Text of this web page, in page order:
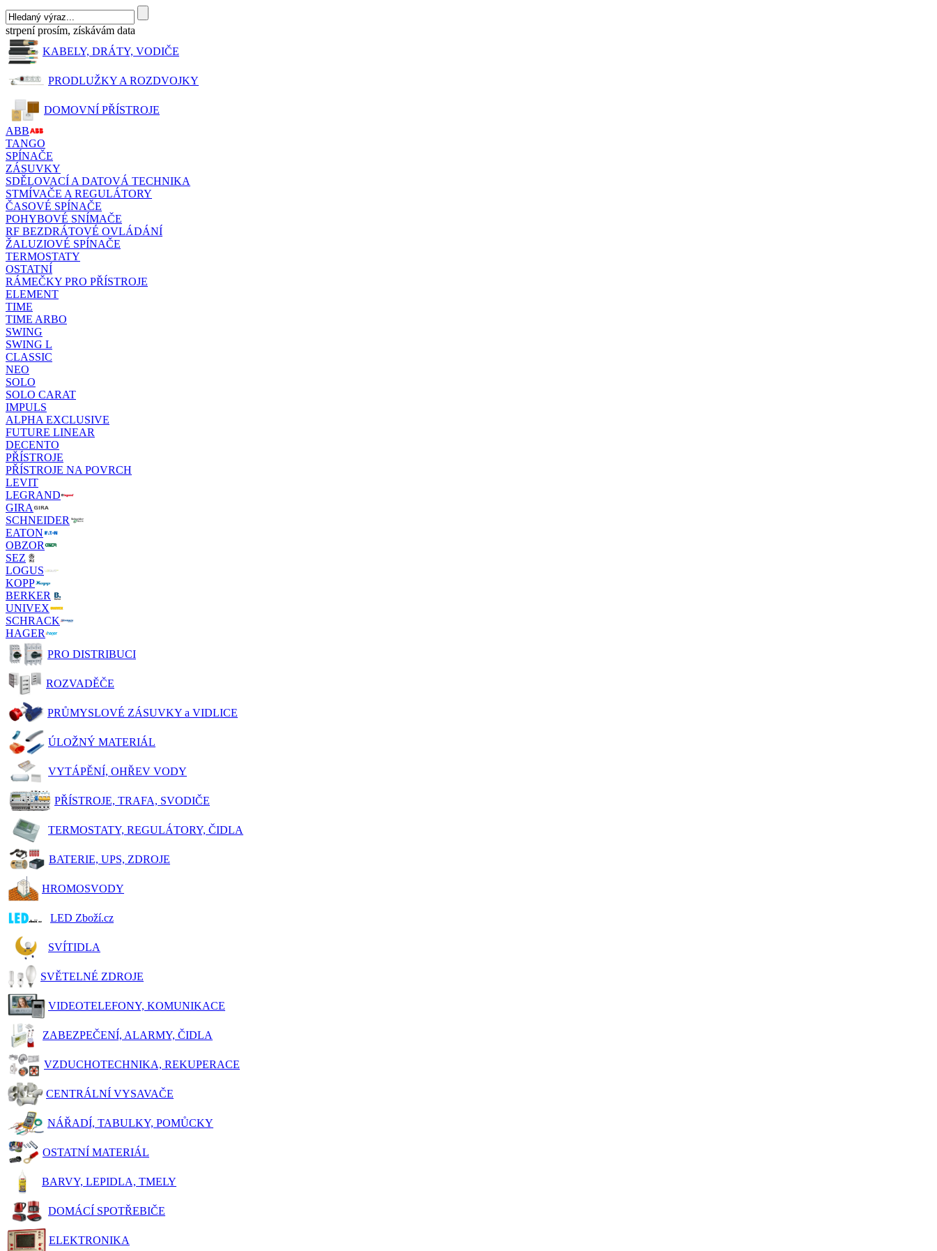
strpení prosím, získávám data
KABELY, DRÁTY, VODIČE
PRODLUŽKY A ROZDVOJKY
DOMOVNÍ PŘÍSTROJE
ABB
TANGO
SPÍNAČE
ZÁSUVKY
SDĚLOVACÍ A DATOVÁ TECHNIKA
STMÍVAČE A REGULÁTORY
ČASOVÉ SPÍNAČE
POHYBOVÉ SNÍMAČE
RF BEZDRÁTOVÉ OVLÁDÁNÍ
ŽALUZIOVÉ SPÍNAČE
TERMOSTATY
OSTATNÍ
RÁMEČKY PRO PŘÍSTROJE
ELEMENT
TIME
TIME ARBO
SWING
SWING L
CLASSIC
NEO
SOLO
SOLO CARAT
IMPULS
ALPHA EXCLUSIVE
FUTURE LINEAR
DECENTO
PŘÍSTROJE
PŘÍSTROJE NA POVRCH
LEVIT
LEGRAND
GIRA
SCHNEIDER
EATON
OBZOR
SEZ
LOGUS
KOPP
BERKER
UNIVEX
SCHRACK
HAGER
PRO DISTRIBUCI
ROZVADĚČE
PRŮMYSLOVÉ ZÁSUVKY a VIDLICE
ÚLOŽNÝ MATERIÁL
VYTÁPĚNÍ, OHŘEV VODY
PŘÍSTROJE, TRAFA, SVODIČE
TERMOSTATY, REGULÁTORY, ČIDLA
BATERIE, UPS, ZDROJE
HROMOSVODY
LED Zboží.cz
SVÍTIDLA
SVĚTELNÉ ZDROJE
VIDEOTELEFONY, KOMUNIKACE
ZABEZPEČENÍ, ALARMY, ČIDLA
VZDUCHOTECHNIKA, REKUPERACE
CENTRÁLNÍ VYSAVAČE
NÁŘADÍ, TABULKY, POMŮCKY
OSTATNÍ MATERIÁL
BARVY, LEPIDLA, TMELY
DOMÁCÍ SPOTŘEBIČE
ELEKTRONIKA